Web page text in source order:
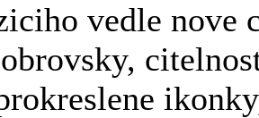
vedle nove